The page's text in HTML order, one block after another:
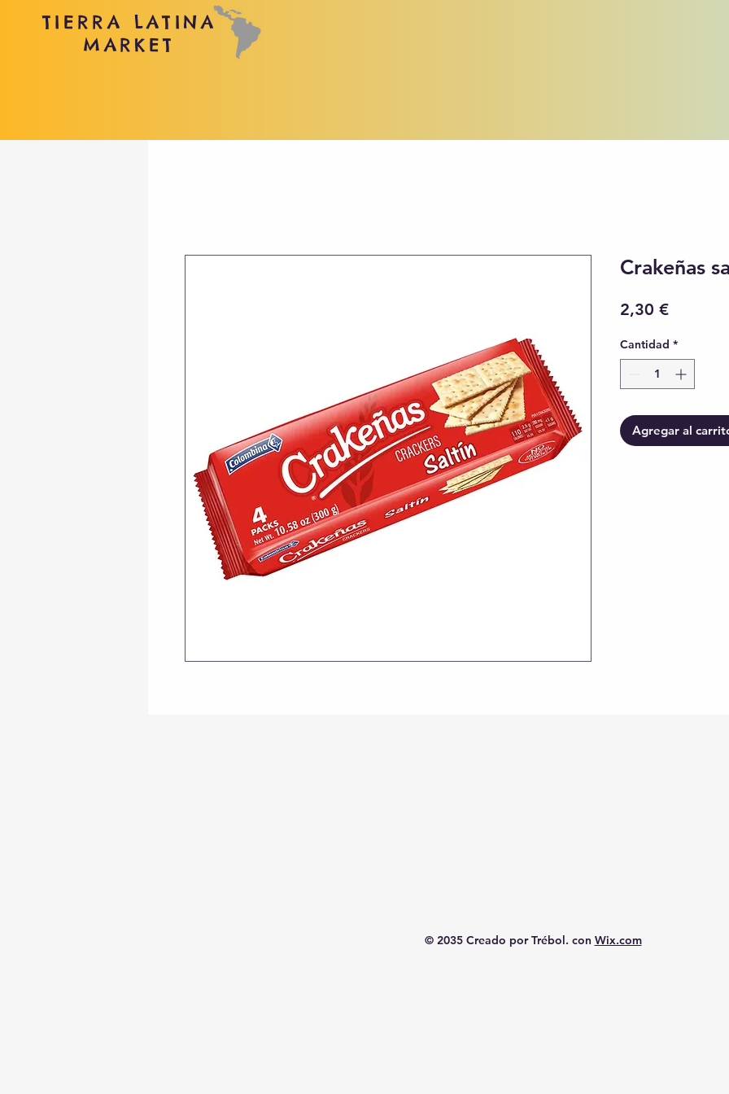
TIERRA LATINA
MARKET
Crakeñas
2,30 €Precio
Cantidad *
Agregar al
© 2035 Creado por Trébol. con Wix.com